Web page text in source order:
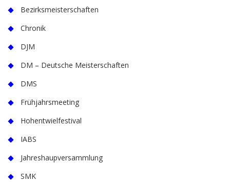
Bezirksmeisterschaften
Chronik
DJM
DM – Deutsche Meisterschaften
DMS
Frühjahrsmeeting
Hohentwielfestival
IABS
Jahreshaupversammlung
SMK